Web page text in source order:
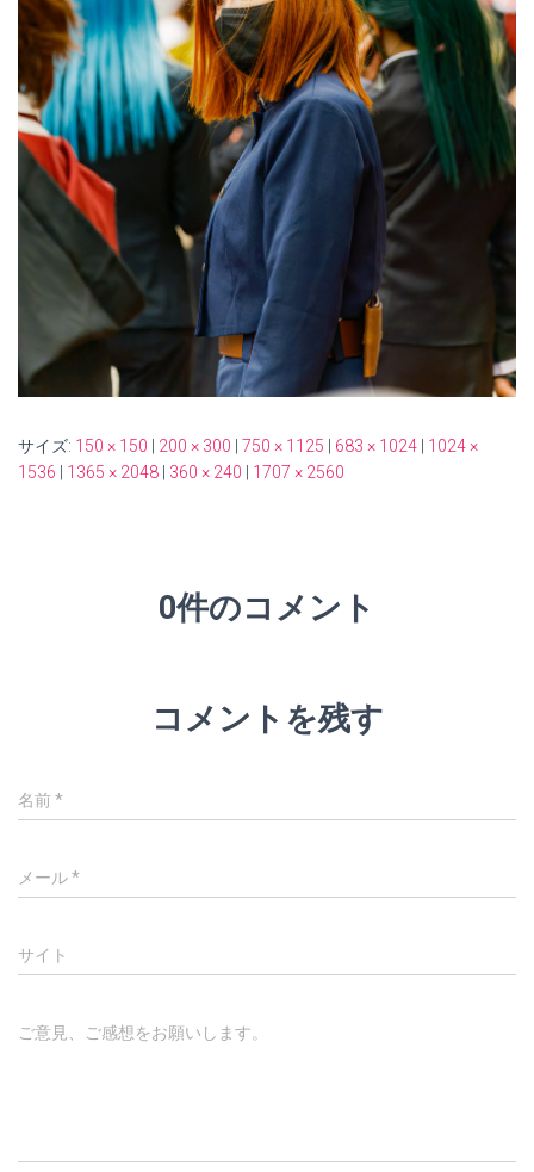
サイズ: 150 × 150 200 × 300 750 × 1125 683 × 1024
1024 ×
1536
1365 × 2048 360 × 240 1707 × 2560
0件のコメント
コメントを残す
名前*
メール*
サイト
ご意見、ご感想をお願いします。